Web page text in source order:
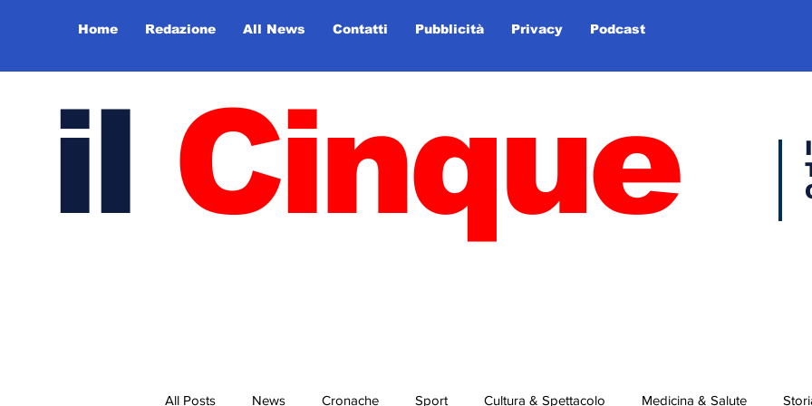
Home Redazione All News Contatti Pubblicità Privacy Podcast
il Cinque
All Posts News Cronache Sport Cultura & Spettacolo Medicina & Salute